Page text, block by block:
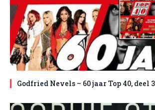
Godfried Nevels – 60 jaar Top 40, deel